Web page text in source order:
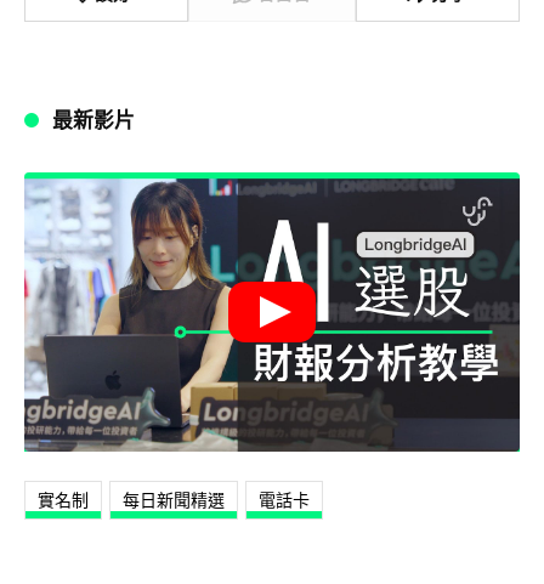
最新影片
實名制 每日新聞精選 電話卡